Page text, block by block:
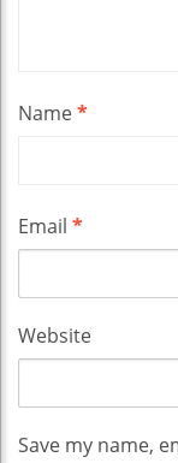
Name*
Email *
Website
Save my name,